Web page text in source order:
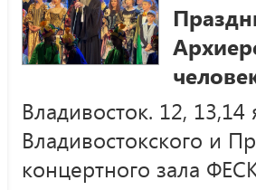
Владивосток. 12,
Владивостокского и
концертного зала